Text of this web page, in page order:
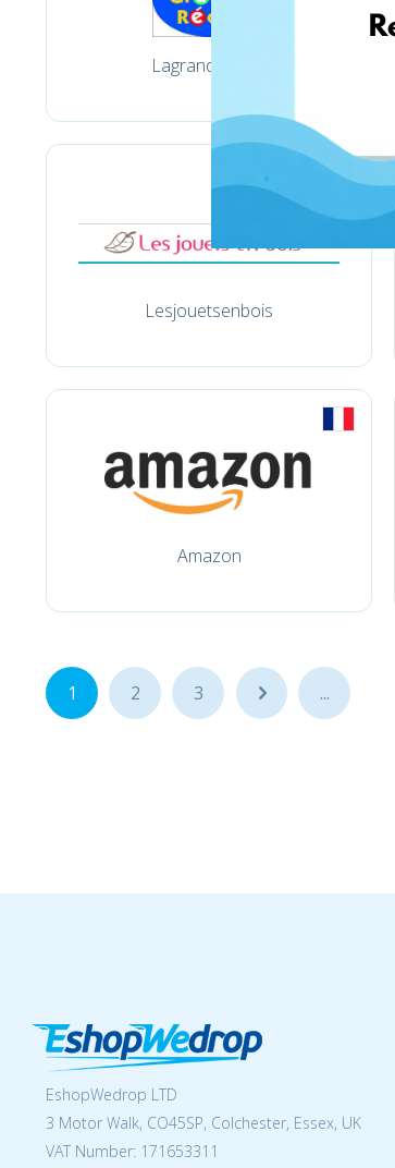
Lagranderecre
Lesjouetsenbois
Amazon
1 2 3 ... ...
EshopWedrop LTD
3 Motor Walk, CO45SP, Colchester, Essex, UK
VAT Number: 171653311